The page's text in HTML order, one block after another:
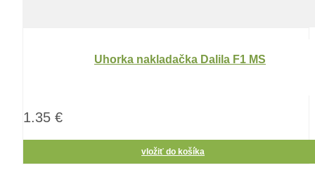
Uhorka nakladačka Dalila F1 MS
1.35 €
vložiť do košíka